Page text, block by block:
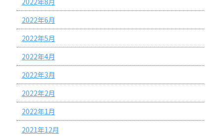
2022年6月
2022年5月
2022年4月
2022年3月
2022年2月
2022年1月
2021年12月